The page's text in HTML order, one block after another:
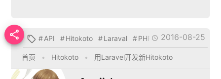
  #API #Hitokoto #Laraval #PHP #开发
 2016-08-25
首页 • Hitokoto • 用Laravel开发新Hitokoto